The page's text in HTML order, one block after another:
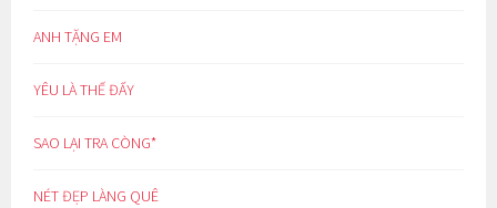
ANH TẶNG EM
YÊU LÀ THẾ ĐẤY
SAO LẠI TRA CÒNG*
NÉT ĐẸP LÀNG QUÊ